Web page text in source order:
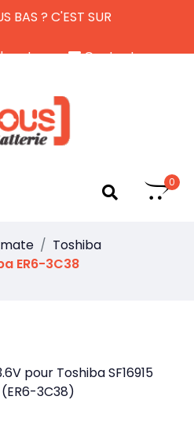
BAS ? C'EST SUR
retour
Contactez-nous
0
Toshiba
ER6-3C38